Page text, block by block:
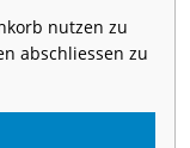
nutzen zu
abschliessen zu